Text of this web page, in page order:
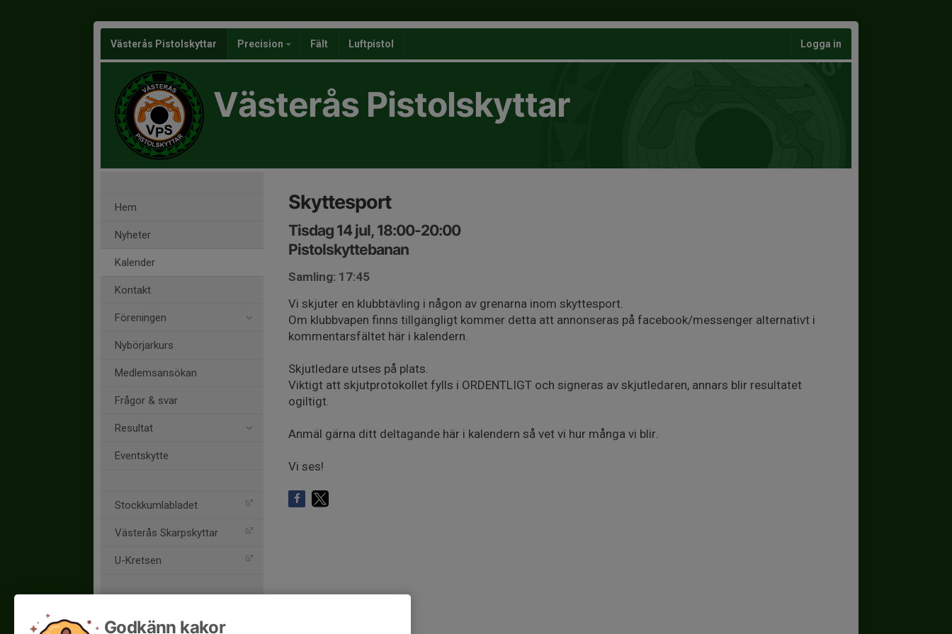
Västerås Pistolskyttar Precision Fält Luftpistol Logga in
Västerås Pistolskyttar
Hem
Nyheter
Kalender
Kontakt
Föreningen
Nybörjarkurs
Medlemsansökan
Frågor & svar
Resultat
Eventskytte
Stockkumlabladet
Västerås Skarpskyttar
U-Kretsen
Skyttesport
Tisdag 14 jul, 18:00-20:00
Pistolskyttebanan
Samling: 17:45
Vi skjuter en klubbtävling i någon av grenarna inom skyttesport.
Om klubbvapen finns tillgängligt kommer detta att annonseras på facebook/messenger alternativt i
kommentarsfältet här i kalendern.
Skjutledare utses på plats.
Viktigt att skjutprotokollet fylls i ORDENTLIGT och signeras av skjutledaren, annars blir resultatet
ogiltigt.
Anmäl gärna ditt deltagande här i kalendern så vet vi hur många vi blir.
Vi ses!
Godkänn kakor